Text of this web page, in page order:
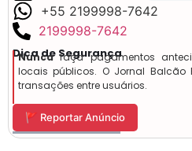
+55 2199998-7642
2199998-7642
Dica de Segurança
Nuncafaça pagamentos
locais públicos. O Jornal Balcão
transações entre usuários.
🚩 Reportar Anúncio